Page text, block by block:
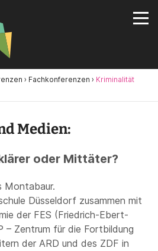
› Fachkonferenzen › Kriminalität
Medien:
oder Mittäter?
Montabaur.
Düsseldorf zusammen mit
der FES (Friedrich-Ebert-
– Zentrum für die Fortbildung
der ARD und des ZDF in